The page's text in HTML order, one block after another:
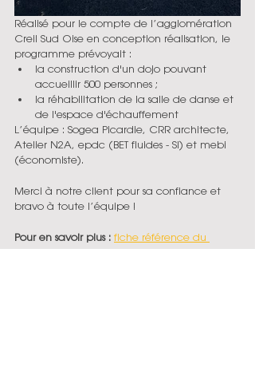
Réalisé pour le compte de l’agglomération
Creil Sud Oise en conception réalisation, le
programme prévoyait :
la construction d'un dojo pouvant
accueillir 500 personnes ;
la réhabilitation de la salle de danse et
de l'espace d'échauffement
L’équipe : Sogea Picardie, CRR architecte,
Atelier N2A, epdc (BET fluides - SI) et mebi
(économiste).
Merci à notre client pour sa confiance et
bravo à toute l’équipe !
Pour en savoir plus : fiche référence du